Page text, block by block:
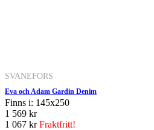
SVANEFORS
Eva och Adam Gardin Denim
Finns i: 145x250
1 569 kr
1 067 krFraktfritt!